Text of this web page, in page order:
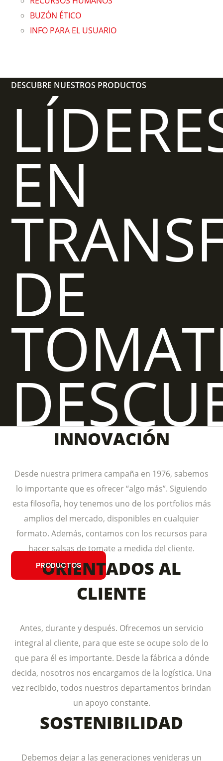
BUZÓN ÉTICO
INFO PARA EL USUARIO
DESCUBRE NUESTROS PRODUCTOS
EN
DE
PRODUCTOS
INNOVACIÓN
Desde nuestra primera campaña en 1976, sabemos
lo importante que es ofrecer “algo más”. Siguiendo
esta filosofía, hoy tenemos uno de los portfolios más
amplios del mercado, disponibles en cualquier
formato. Además, contamos con los recursos para
hacer salsas de tomate a medida del cliente.
ORIENTADOS AL
CLIENTE
Antes, durante y después. Ofrecemos un servicio
integral al cliente, para que este se ocupe solo de lo
que para él es importante. Desde la fábrica a dónde
decida, nosotros nos encargamos de la logística. Una
vez recibido, todos nuestros departamentos brindan
un apoyo constante.
SOSTENIBILIDAD
Debemos dejar a las generaciones venideras un